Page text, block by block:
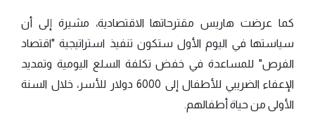
كما عرضت هاريس مقترحاتها الاقتصادية، مشيرة إلى أن
سياستها في اليوم الأول ستكون تنفيذ استراتيجية "اقتصاد
الفرص" للمساعدة في خفض تكلفة السلع اليومية وتمديد
الإعفاء الضريبي للأطفال إلى 6000 دولار للأسر، خلال السنة
الأولى من حياة أطفالهم.